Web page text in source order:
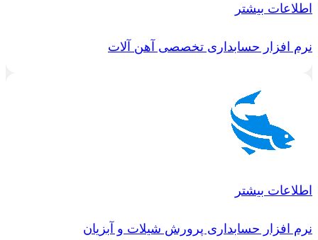
اطلاعات بیشتر
نرم افزار حسابداری تخصصی آهن آلات
اطلاعات بیشتر
نرم افزار حسابداری پرورش شیلات و آبزیان